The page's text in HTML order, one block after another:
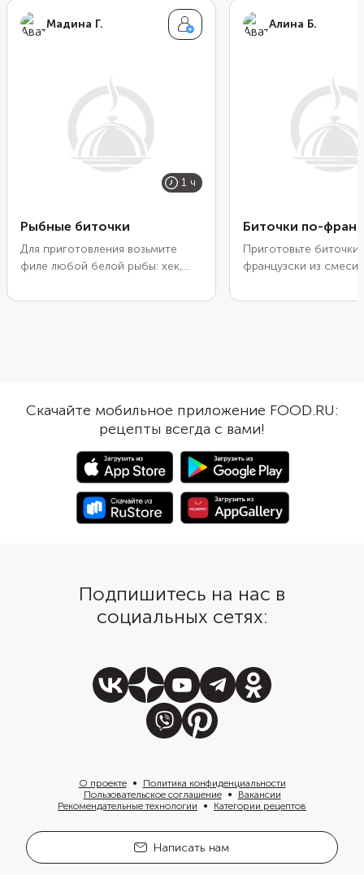
Мадина Г.
1 ч
Рыбные биточки
Для приготовления возьмите
филе любой белой рыбы: хек,
нежирные сорта: они лучше
панировочных сухарей. Для
сочности положите 1 ч.л.
сметаны или немного
размягченного сливочного
масла. Запекание в духовке —
оптимальный способ для
детского меню: биточки
получаются нежными и без
биточки по этому рецепту,
можно узнать в новой серии шоу
«Люди пробуют»!
Алина Б.
Биточки по-
Приготовьте биточки
французски из смеси
понадобятся красный
аппетитную корочку.
Скачайте мобильное приложение FOOD.RU:
рецепты всегда с вами!
Подпишитесь на нас в
социальных сетях:
О проекте
Политика конфиденциальности
Пользовательское соглашение
Вакансии
Рекомендательные технологии
Категории рецептов
Написать нам